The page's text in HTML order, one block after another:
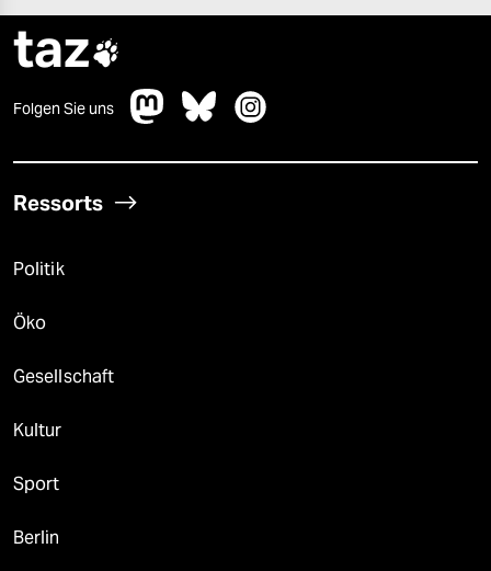
taz
Folgen Sie uns
Ressorts
Politik
Öko
Gesellschaft
Kultur
Sport
Berlin